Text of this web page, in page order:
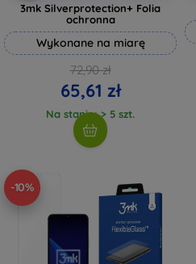
3mk Silverprotection+ Folia
ochronna
Wykonane na miarę
72,90 zł
65,61 zł
Na stanie: > 5 szt.
-10%